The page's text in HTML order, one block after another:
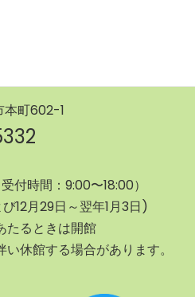
本町602-1
付時間：9:00〜18:00）
12月29日～翌年1月3日)
たるときは開館
休館する場合があります。